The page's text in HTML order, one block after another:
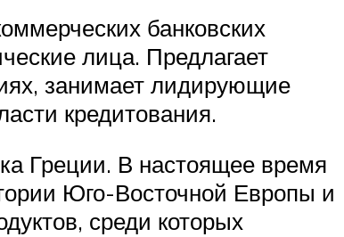
банковских
лица. Предлагает
занимает лидирующие
кредитования.
Греции. В настоящее время
Юго-Восточной Европы и
среди которых